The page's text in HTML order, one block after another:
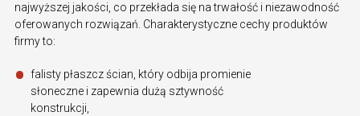
najwyższej jakości, co przekłada się na trwałość i niezawodność
oferowanych rozwiązań. Charakterystyczne cechy produktów
firmy to:
falisty płaszcz ścian, który odbija promienie
słoneczne i zapewnia dużą sztywność
konstrukcji,